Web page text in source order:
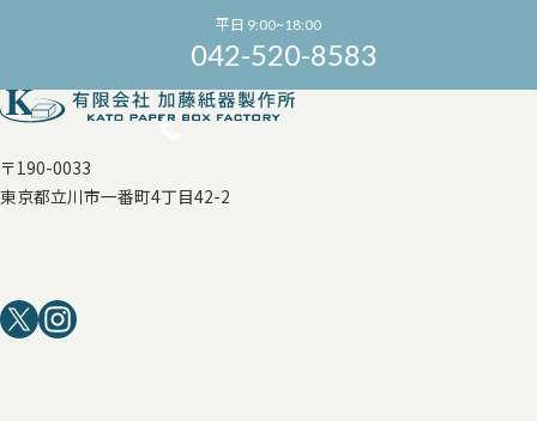
平日 9:00~18:00
042-520-8583
〒190-0033
東京都立川市一番町4丁目42-2